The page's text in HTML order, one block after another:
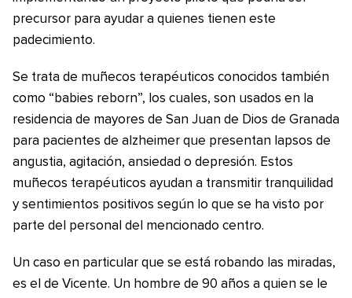
precursor para ayudar a quienes tienen este
padecimiento.
Se trata de muñecos terapéuticos conocidos también
como “babies reborn”, los cuales, son usados en la
residencia de mayores de San Juan de Dios de Granada
para pacientes de alzheimer que presentan lapsos de
angustia, agitación, ansiedad o depresión. Estos
muñecos terapéuticos ayudan a transmitir tranquilidad
y sentimientos positivos según lo que se ha visto por
parte del personal del mencionado centro.
Un caso en particular que se está robando las miradas,
es el de Vicente. Un hombre de 90 años a quien se le